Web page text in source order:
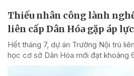
Thiếu nhân công lành
liên cấp Dân Hóa gặp áp
Hết tháng 7, dự án Trường Nội trú
học cơ sở Dân Hóa mới đạt khoảng